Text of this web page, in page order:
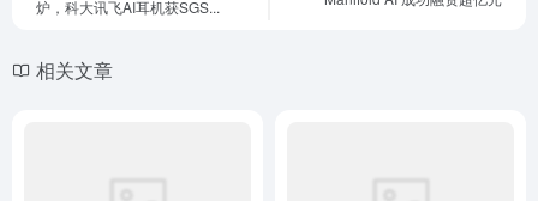
炉，科大讯飞AI耳机获SGS...
相关文章